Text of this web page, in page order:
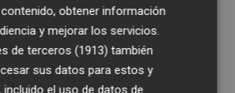
obtener información
y mejorar los servicios.
de terceros (1913) también
sus datos para estos y
el uso de datos de